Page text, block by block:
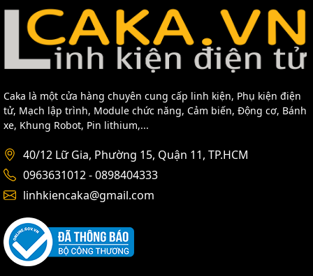
Tôi có thể mua lưới quạt
tản nhiệt ở đâu ?
Caka là một cửa hàng chuyên cung cấp linh kiện, Phụ kiện điện
tử, Mạch lập trình, Module chức năng, Cảm biến, Động cơ, Bánh
xe, Khung Robot, Pin lithium,...
40/12 Lữ Gia, Phường 15, Quận 11, TP.HCM
0963631012 - 0898404333
linhkiencaka@gmail.com